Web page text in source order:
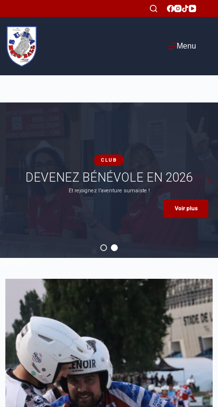
Menu
CLUB
DEVENEZ BÉNÉVOLE EN 2026
Et rejoignez l’aventure sumaïste !
Voir plus